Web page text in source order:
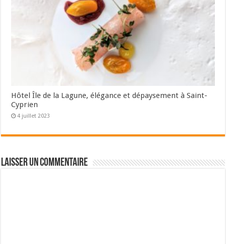
Hôtel Île de la Lagune, élégance et dépaysement à Saint-
Cyprien
4 juillet 2023
Laisser un commentaire